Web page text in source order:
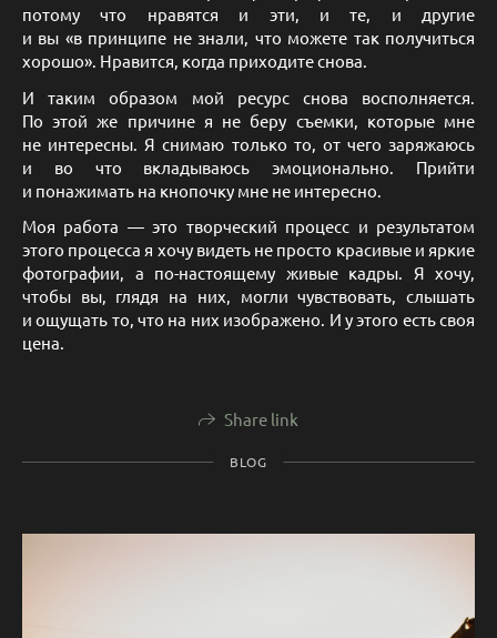
потому что нравятся и эти, и те, и другие
и вы «в принципе не знали, что можете так получиться
хорошо». Нравится, когда приходите снова.
И таким образом мой ресурс снова восполняется.
По этой же причине я не беру съемки, которые мне
не интересны. Я снимаю только то, от чего заряжаюсь
и во что вкладываюсь эмоционально. Прийти
и понажимать на кнопочку мне не интересно.
Моя работа — это творческий процесс и результатом
этого процесса я хочу видеть не просто красивые и яркие
фотографии, а по-настоящему живые кадры. Я хочу,
чтобы вы, глядя на них, могли чувствовать, слышать
и ощущать то, что на них изображено. И у этого есть своя
цена.
Share link
BLOG